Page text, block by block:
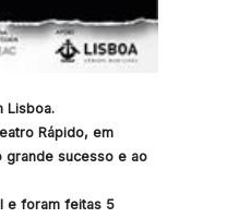
Lisboa.
Rápido, em
grande sucesso e ao
e foram feitas 5